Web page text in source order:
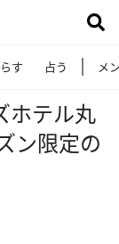
す 占う メ
ホテル丸
ン限定の